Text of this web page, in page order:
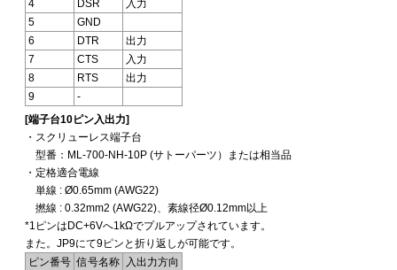
4
DSR
入力
5
GND
6
DTR
出力
7
CTS
入力
8
RTS
出力
9
-
[端子台10ピン入出力]
・スクリューレス端子台
型番：ML-700-NH-10P (サトーパーツ）または相当品
・定格適合電線
単線 : Ø0.65mm (AWG22)
撚線 : 0.32mm2 (AWG22)、素線径Ø0.12mm以上
*1ピンはDC+6Vへ1kΩでプルアップされています。
また。JP9にて9ピンと折り返しが可能です。
ピン番号 信号名称
入出力方向